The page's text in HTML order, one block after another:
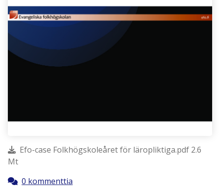
Efo-case Folkhögskoleåret för läropliktiga.pdf 2.6
Mt
0 kommenttia